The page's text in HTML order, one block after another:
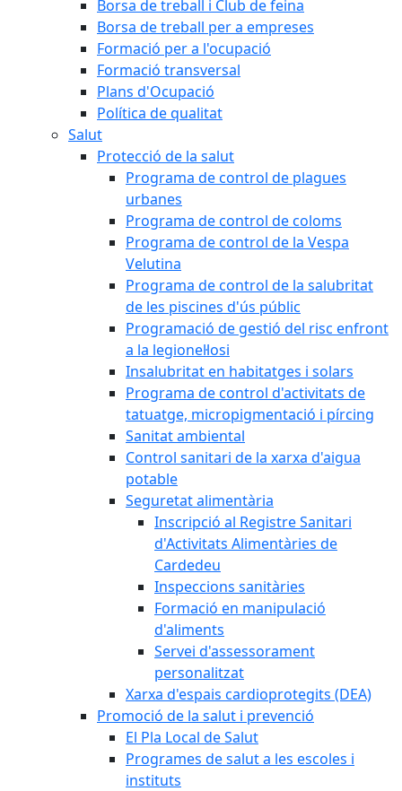
Borsa de treball i Club de feina
Borsa de treball per a empreses
Formació per a l'ocupació
Formació transversal
Plans d'Ocupació
Política de qualitat
Salut
Protecció de la salut
Programa de control de plagues
urbanes
Programa de control de coloms
Programa de control de la Vespa
Velutina
Programa de control de la salubritat
de les piscines d'ús públic
Programació de gestió del risc enfront
a la legionel·losi
Insalubritat en habitatges i solars
Programa de control d'activitats de
tatuatge, micropigmentació i pírcing
Sanitat ambiental
Control sanitari de la xarxa d'aigua
potable
Seguretat alimentària
Inscripció al Registre Sanitari
d'Activitats Alimentàries de
Cardedeu
Inspeccions sanitàries
Formació en manipulació
d'aliments
Servei d'assessorament
personalitzat
Xarxa d'espais cardioprotegits (DEA)
Promoció de la salut i prevenció
El Pla Local de Salut
Programes de salut a les escoles i
instituts